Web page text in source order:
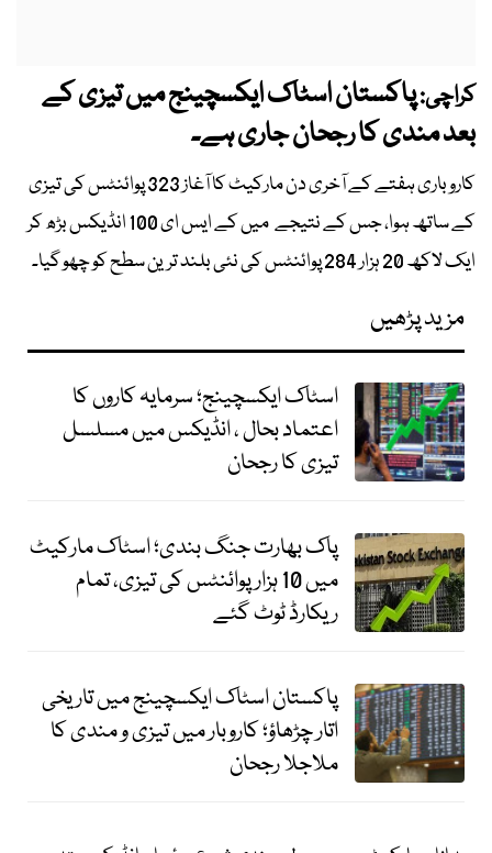
کراچی:پاکستان اسٹاک ایکسچینج میں تیزی کے
بعد مندی کا رجحان جاری ہے۔
کاروباری ہفتے کے آخری دن مارکیٹ کا آغاز 323 پوائنٹس کی تیزی
کے ساتھ ہوا، جس کے نتیجے میں کے ایس ای 100 انڈیکس بڑھ کر
ایک لاکھ 20 ہزار 284 پوائنٹس کی نئی بلند ترین سطح کو چھو گیا۔
مزید پڑھیں
اسٹاک ایکسچینج؛ سرمایہ کاروں کا
اعتماد بحال ، انڈیکس میں مسلسل
تیزی کا رجحان
پاک بھارت جنگ بندی؛ اسٹاک مارکیٹ
میں 10 ہزار پوائنٹس کی تیزی، تمام
ریکارڈ ٹوٹ گئے
پاکستان اسٹاک ایکسچینج میں تاریخی
اتار چڑھاؤ؛ کاروبار میں تیزی و مندی کا
ملاجلا رجحان